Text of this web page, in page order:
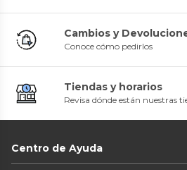
Cambios y
Conoce cómo pedirlos
Tiendas y horarios
Revisa dónde están nuestras
Centro de Ayuda